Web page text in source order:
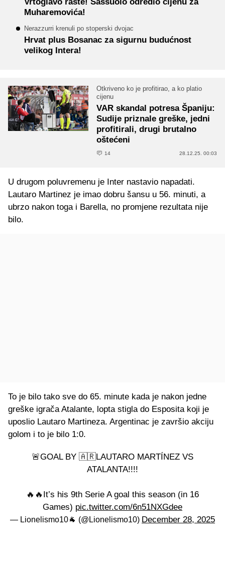
Muharemovića!
Nerazzurri krenuli po stoperski dvojac
Hrvat plus Bosanac za sigurnu budućnost
velikog Intera!
Otkriveno ko je profitirao, a ko platio
cijenu
VAR skandal potresa Španiju:
Sudije priznale greške, jedni
profitirali, drugi brutalno
oštećeni
14 28.12.25. 00:03
U drugom poluvremenu je Inter nastavio napadati.
Lautaro Martinez je imao dobru šansu u 56. minuti, a
ubrzo nakon toga i Barella, no promjene rezultata nije
bilo.
To je bilo tako sve do 65. minute kada je nakon jedne
greške igrača Atalante, lopta stigla do Esposita koji je
uposlio Lautaro Martineza. Argentinac je završio akciju
golom i to je bilo 1:0.
🚨GOAL BY 🇦🇷LAUTARO MARTÍNEZ VS
ATALANTA!!!!
🔥🔥It’s his 9th Serie A goal this season (in 16
Games) pic.twitter.com/6n51NXGdee
— Lionelismo10🐐 (@Lionelismo10) December 28, 2025